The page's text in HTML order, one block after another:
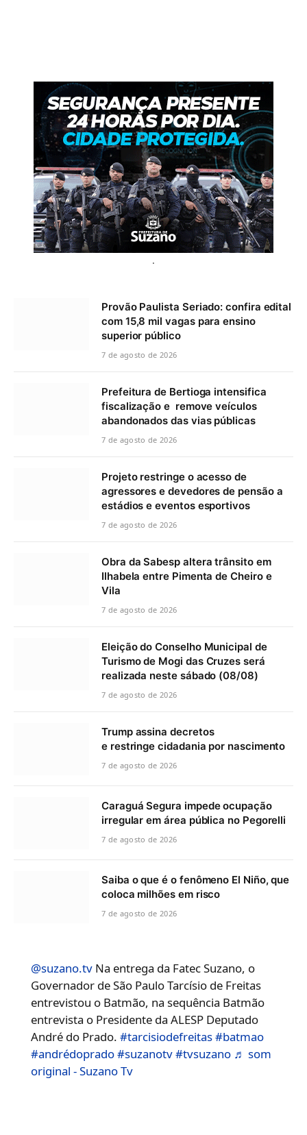
.
Provão Paulista Seriado: confira edital
com 15,8 mil vagas para ensino
superior público
7 de agosto de 2026
Prefeitura de Bertioga intensifica
fiscalização e remove veículos
abandonados das vias públicas
7 de agosto de 2026
Projeto restringe o acesso de
agressores e devedores de pensão a
estádios e eventos esportivos
7 de agosto de 2026
Obra da Sabesp altera trânsito em
Ilhabela entre Pimenta de Cheiro e
Vila
7 de agosto de 2026
Eleição do Conselho Municipal de
Turismo de Mogi das Cruzes será
realizada neste sábado (08/08)
7 de agosto de 2026
Trump assina decretos
e restringe cidadania por nascimento
7 de agosto de 2026
Caraguá Segura impede ocupação
irregular em área pública no Pegorelli
7 de agosto de 2026
Saiba o que é o fenômeno El Niño, que
coloca milhões em risco
7 de agosto de 2026
@suzano.tv Na entrega da Fatec Suzano, o
Governador de São Paulo Tarcísio de Freitas
entrevistou o Batmão, na sequência Batmão
entrevista o Presidente da ALESP Deputado
André do Prado.#tarcisiodefreitas#batmao
#andrédoprado#suzanotv#tvsuzano ♬ som
original - Suzano Tv